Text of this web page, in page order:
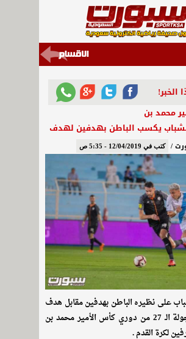
محمد بن
يكسب الباطن بهدفين لهدف
/ كتب في 12/04/2019 - 5:35 ص
على نظيره الباطن بهدفين مقابل هدف
اليوم في الجولة الـ 27 من دوري كأس الأمير محمد بن
لكرة القدم .